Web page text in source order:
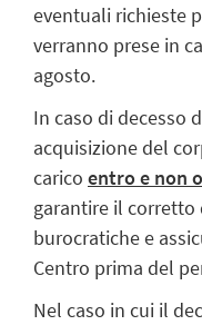
eventuali richieste
verranno prese in
agosto.
In caso di decesso
acquisizione del
carico entro e non
garantire il
burocratiche e
Centro prima del
Nel caso in cui il